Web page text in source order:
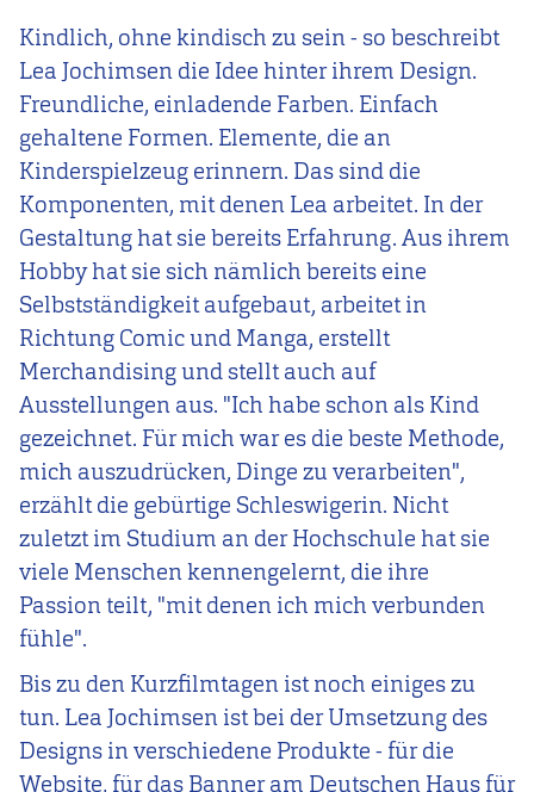
Kindlich, ohne kindisch zu sein - so beschreibt
Lea Jochimsen die Idee hinter ihrem Design.
Freundliche, einladende Farben. Einfach
gehaltene Formen. Elemente, die an
Kinderspielzeug erinnern. Das sind die
Komponenten, mit denen Lea arbeitet. In der
Gestaltung hat sie bereits Erfahrung. Aus ihrem
Hobby hat sie sich nämlich bereits eine
Selbstständigkeit aufgebaut, arbeitet in
Richtung Comic und Manga, erstellt
Merchandising und stellt auch auf
Ausstellungen aus. "Ich habe schon als Kind
gezeichnet. Für mich war es die beste Methode,
mich auszudrücken, Dinge zu verarbeiten",
erzählt die gebürtige Schleswigerin. Nicht
zuletzt im Studium an der Hochschule hat sie
viele Menschen kennengelernt, die ihre
Passion teilt, "mit denen ich mich verbunden
fühle".
Bis zu den Kurzfilmtagen ist noch einiges zu
tun. Lea Jochimsen ist bei der Umsetzung des
Designs in verschiedene Produkte - für die
Website, für das Banner am Deutschen Haus für